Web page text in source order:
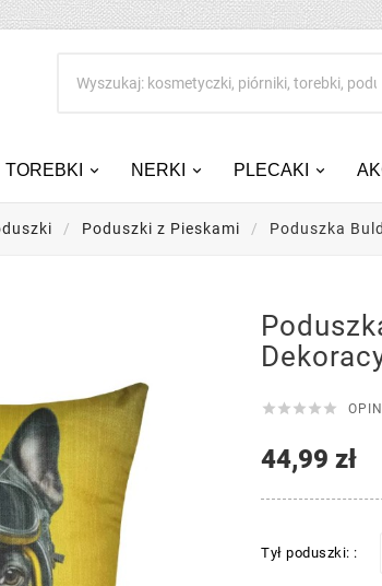
TOREBKI NERKI PLECAKI
Poduszki z Pieskami Poduszka
    
44,99 zł
Tył poduszki: :